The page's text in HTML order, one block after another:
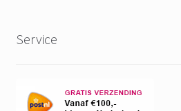
Service